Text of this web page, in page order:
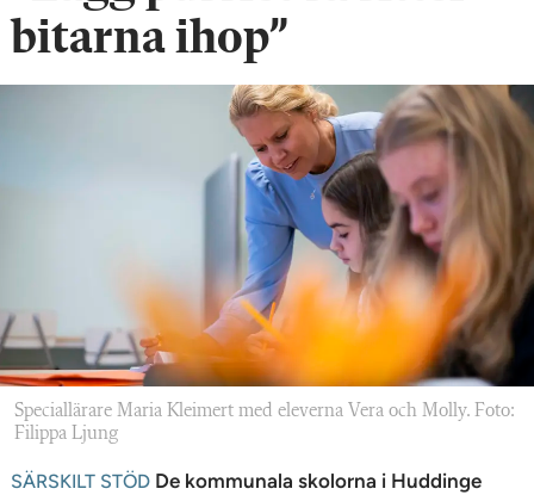
bitarna ihop”
Speciallärare Maria Kleimert med eleverna Vera och Molly. Foto:
Filippa Ljung
SÄRSKILT STÖD De kommunala skolorna i Huddinge